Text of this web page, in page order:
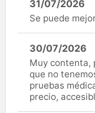
31/07/2026
Se puede
30/07/2026
Muy contenta,
que no
pruebas
precio,